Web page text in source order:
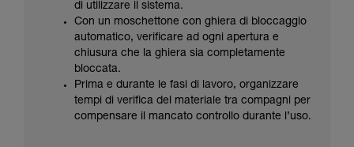
di utilizzare il sistema.
Con un moschettone con ghiera di bloccaggio
automatico, verificare ad ogni apertura e
chiusura che la ghiera sia completamente
bloccata.
Prima e durante le fasi di lavoro, organizzare
tempi di verifica del materiale tra compagni per
compensare il mancato controllo durante l’uso.